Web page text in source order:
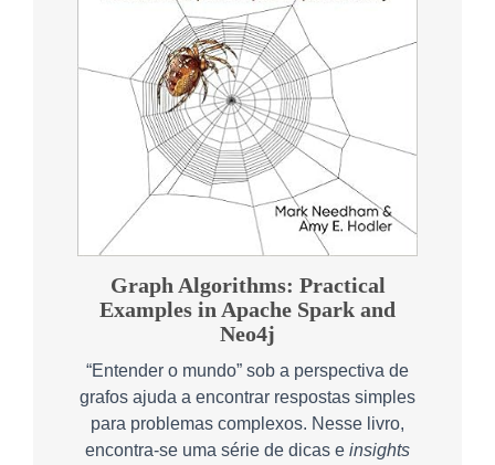
Graph Algorithms: Practical
Examples in Apache Spark and
Neo4j
“Entender o mundo” sob a perspectiva de
grafos ajuda a encontrar respostas simples
para problemas complexos. Nesse livro,
encontra-se uma série de dicas e insights